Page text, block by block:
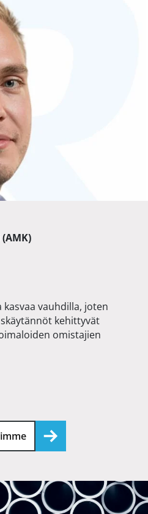
kasvaa vauhdilla, joten
kehittyvät
omistajien